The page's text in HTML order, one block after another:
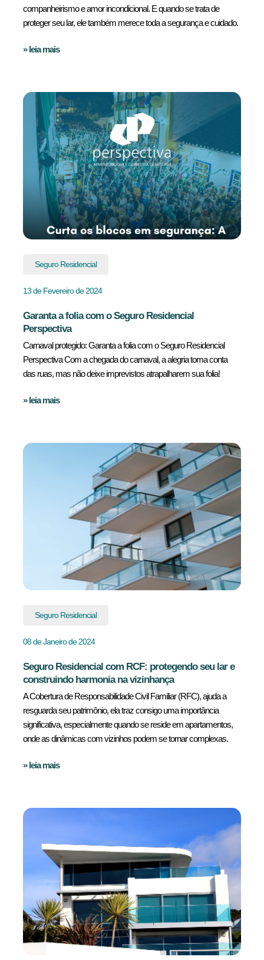
companheirismo e amor incondicional. E quando se trata de
proteger seu lar, ele também merece toda a segurança e cuidado.
» leia mais
Seguro Residencial
13 de Fevereiro de 2024
Garanta a folia com o Seguro Residencial
Perspectiva
Carnaval protegido: Garanta a folia com o Seguro Residencial
Perspectiva Com a chegada do carnaval, a alegria toma conta
das ruas, mas não deixe imprevistos atrapalharem sua folia!
» leia mais
Seguro Residencial
08 de Janeiro de 2024
Seguro Residencial com RCF: protegendo seu lar e
construindo harmonia na vizinhança
A Cobertura de Responsabilidade Civil Familiar (RFC), ajuda a
resguarda seu patrimônio, ela traz consigo uma importância
significativa, especialmente quando se reside em apartamentos,
onde as dinâmicas com vizinhos podem se tornar complexas.
» leia mais